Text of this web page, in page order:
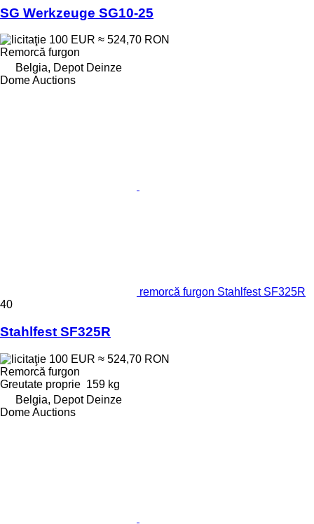
SG Werkzeuge SG10-25
100 EUR ≈ 524,70 RON
Remorcă furgon
Belgia, Depot Deinze
Dome Auctions
remorcă furgon Stahlfest SF325R
40
Stahlfest SF325R
100 EUR ≈ 524,70 RON
Remorcă furgon
Greutate proprie 159 kg
Belgia, Depot Deinze
Dome Auctions